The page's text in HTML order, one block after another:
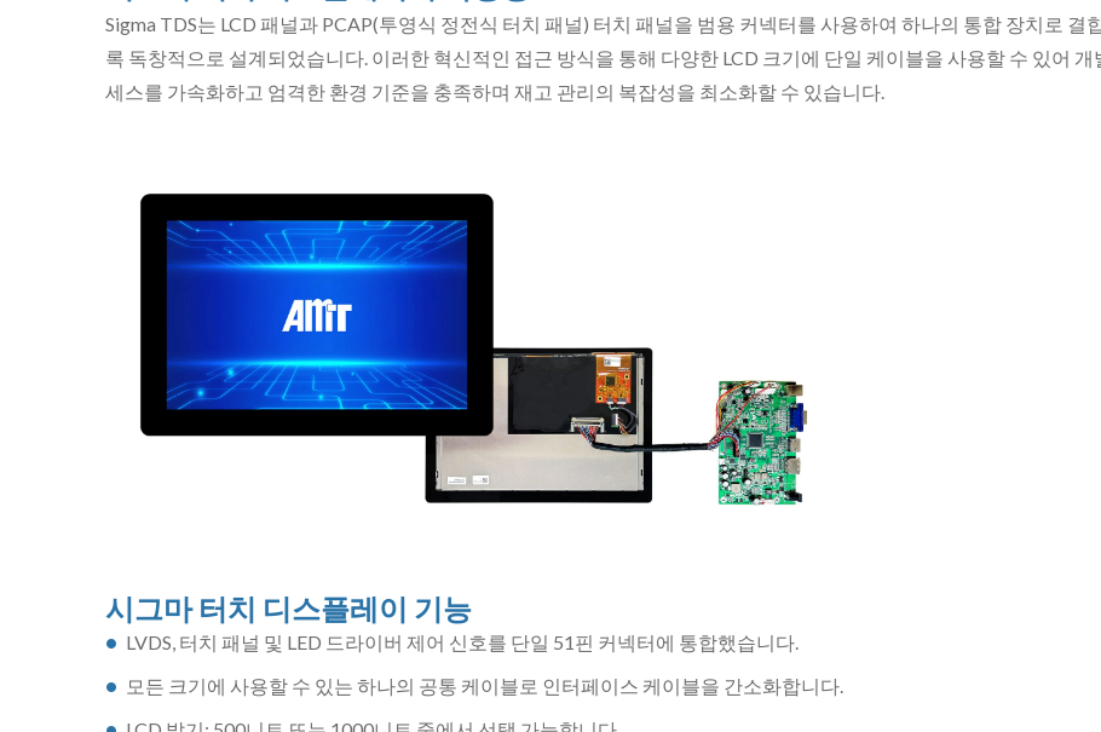
Sigma TDS는 LCD 패널과 PCAP(투영식 정전식 터치 패널) 터치 패널을 범용 커넥터를 사용하여 하나의 통합 장치로 결
록 독창적으로 설계되었습니다. 이러한 혁신적인 접근 방식을 통해 다양한 LCD 크기에 단일 케이블을 사용할 수 있어 개
세스를 가속화하고 엄격한 환경 기준을 충족하며 재고 관리의 복잡성을 최소화할 수 있습니다.
시그마 터치 디스플레이 기능
LVDS, 터치 패널 및 LED 드라이버 제어 신호를 단일 51핀 커넥터에 통합했습니다.
모든 크기에 사용할 수 있는 하나의 공통 케이블로 인터페이스 케이블을 간소화합니다.
시그마 터치 디스플레이